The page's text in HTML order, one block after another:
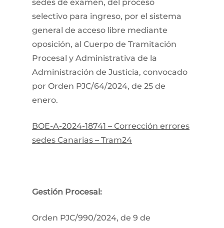
sedes de examen, del proceso
selectivo para ingreso, por el sistema
general de acceso libre mediante
oposición, al Cuerpo de Tramitación
Procesal y Administrativa de la
Administración de Justicia, convocado
por Orden PJC/64/2024, de 25 de
enero.
BOE-A-2024-18741 – Corrección errores
sedes Canarias – Tram24
Gestión Procesal:
​Orden PJC/990/2024, de 9 de